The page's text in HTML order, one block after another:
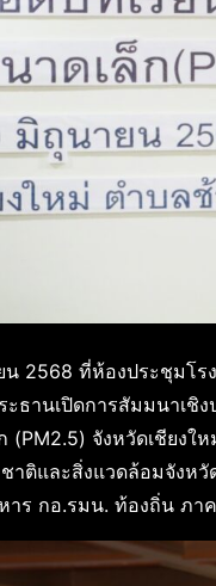
2568 ที่ห้องประชุมโร
ะธานเปิดการสัมมนาเ
(PM2.5) จังหวัดเชียง
าติและสิ่งแวดล้อมจังหวั
าร กอ.รมน. ท้องถิ่น ภ